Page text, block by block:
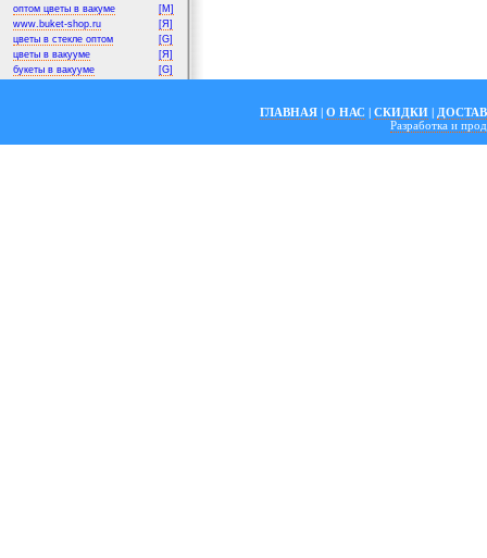
оптом цветы в вакуме
[M]
www.buket-shop.ru
[Я]
цветы в стекле оптом
[G]
цветы в вакууме
[Я]
букеты в вакууме
[G]
ГЛАВНАЯ | О НАС | СКИДКИ |
Разработка и